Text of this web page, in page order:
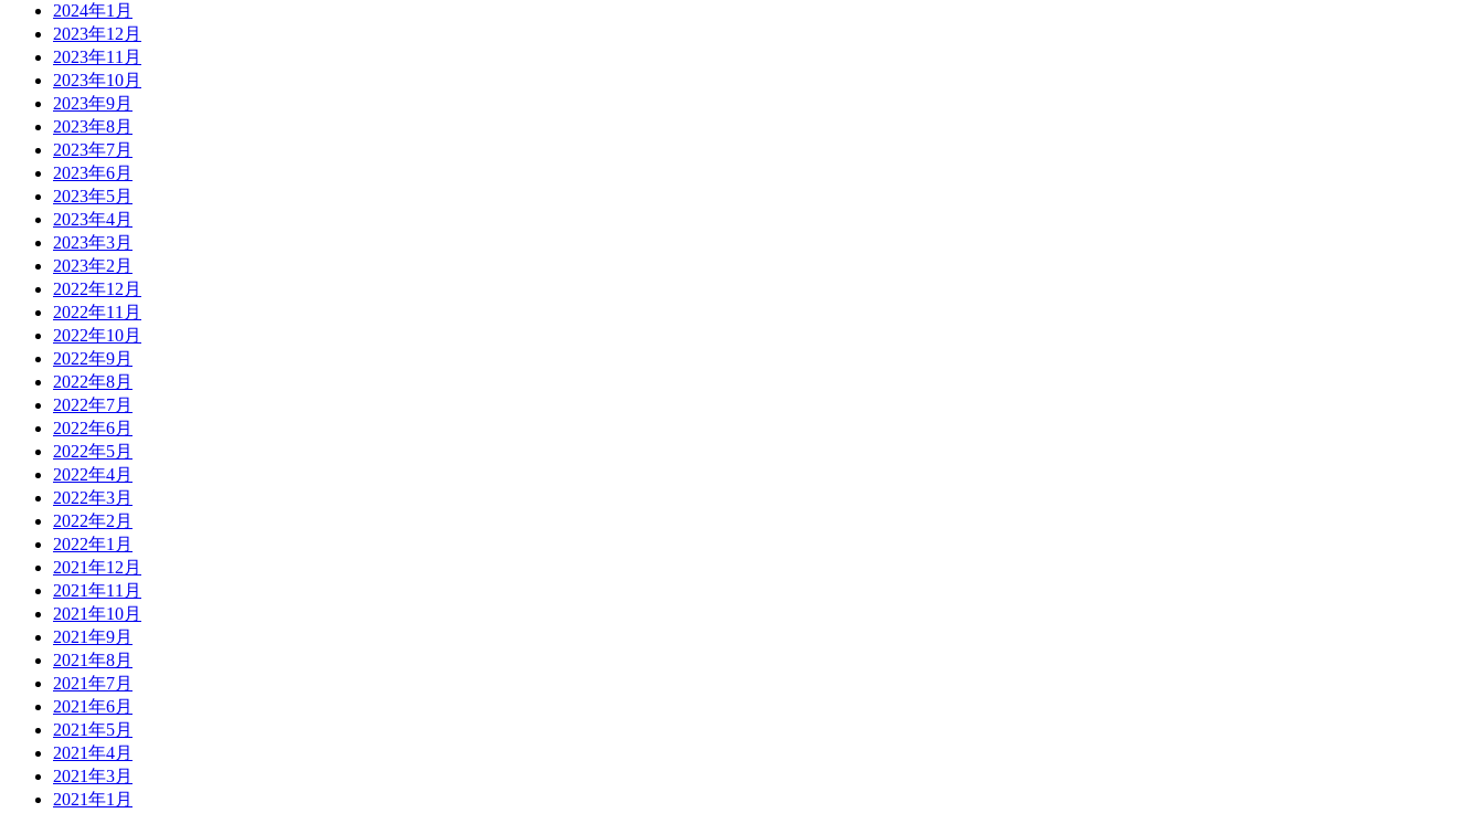
2024年1月
2023年12月
2023年11月
2023年10月
2023年9月
2023年8月
2023年7月
2023年6月
2023年5月
2023年4月
2023年3月
2023年2月
2022年12月
2022年11月
2022年10月
2022年9月
2022年8月
2022年7月
2022年6月
2022年5月
2022年4月
2022年3月
2022年2月
2022年1月
2021年12月
2021年11月
2021年10月
2021年9月
2021年8月
2021年7月
2021年6月
2021年5月
2021年4月
2021年3月
2021年1月